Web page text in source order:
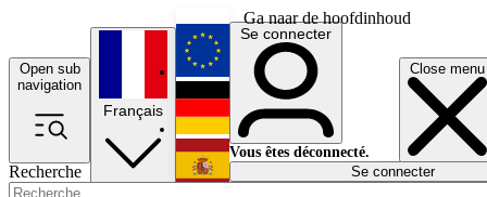
Ga naar de hoofdinhoud
Open sub
navigation
Close menu
Recherche
Français
English
Deutsch
Español
Se connecter
Vous êtes déconnecté.
Se connecter